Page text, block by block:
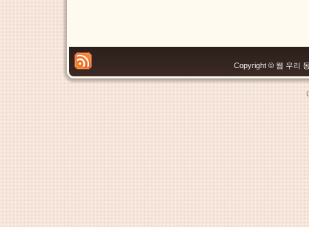
Copyright © 웹 우리